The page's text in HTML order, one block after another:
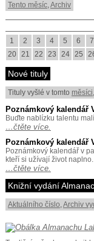
Tento měsíc,Archiv
1
2 3 4 5 6 7
20 21 22 23 24 25
Nové tituly
Tituly vyšlé v tomto měsíci,
Poznámkový kalendář
Buďte nablízku talentu
…čtěte více.
Poznámkový kalendář
Poznámkový kalendář v
kteří si užívají život naplno.
…čtěte více.
Knižní vydání
Aktuálního číslo,Archiv